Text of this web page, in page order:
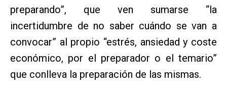
preparando”, que ven sumarse “la
incertidumbre de no saber cuándo se van a
convocar” al propio “estrés, ansiedad y coste
económico, por el preparador o el temario”
que conlleva la preparación de las mismas.